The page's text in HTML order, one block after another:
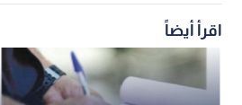
اقرأ أيضاً